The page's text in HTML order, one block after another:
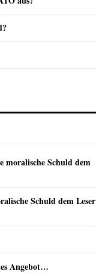
moralische Schuld dem
Schuld dem Leser
Angebot…